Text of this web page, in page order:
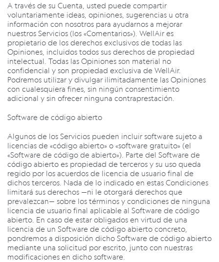
A través de su Cuenta, usted puede compartir
voluntariamente ideas, opiniones, sugerencias u otra
información con nosotros para ayudarnos a mejorar
nuestros Servicios (los «Comentarios»). WellAir es
propietario de los derechos exclusivos de todas las
Opiniones, incluidos todos sus derechos de propiedad
intelectual. Todas las Opiniones son material no
confidencial y son propiedad exclusiva de WellAir.
Podremos utilizar y divulgar ilimitadamente las Opiniones
con cualesquiera fines, sin ningún consentimiento
adicional y sin ofrecer ninguna contraprestación.
Software de código abierto
Algunos de los Servicios pueden incluir software sujeto a
licencias de «código abierto» o «software gratuito» (el
«Software de código de abierto»). Parte del Software de
código abierto es propiedad de terceros y su uso queda
regido por los acuerdos de licencia de usuario final de
dichos terceros. Nada de lo indicado en estas Condiciones
limitará sus derechos —ni le otorgará derechos que
prevalezcan— sobre los términos y condiciones de ninguna
licencia de usuario final aplicable al Software de código
abierto. En caso de estar obligados en virtud de una
licencia de un Software de código abierto concreto,
pondremos a disposición dicho Software de código abierto
mediante una solicitud por escrito, junto con nuestras
modificaciones en dicho software.